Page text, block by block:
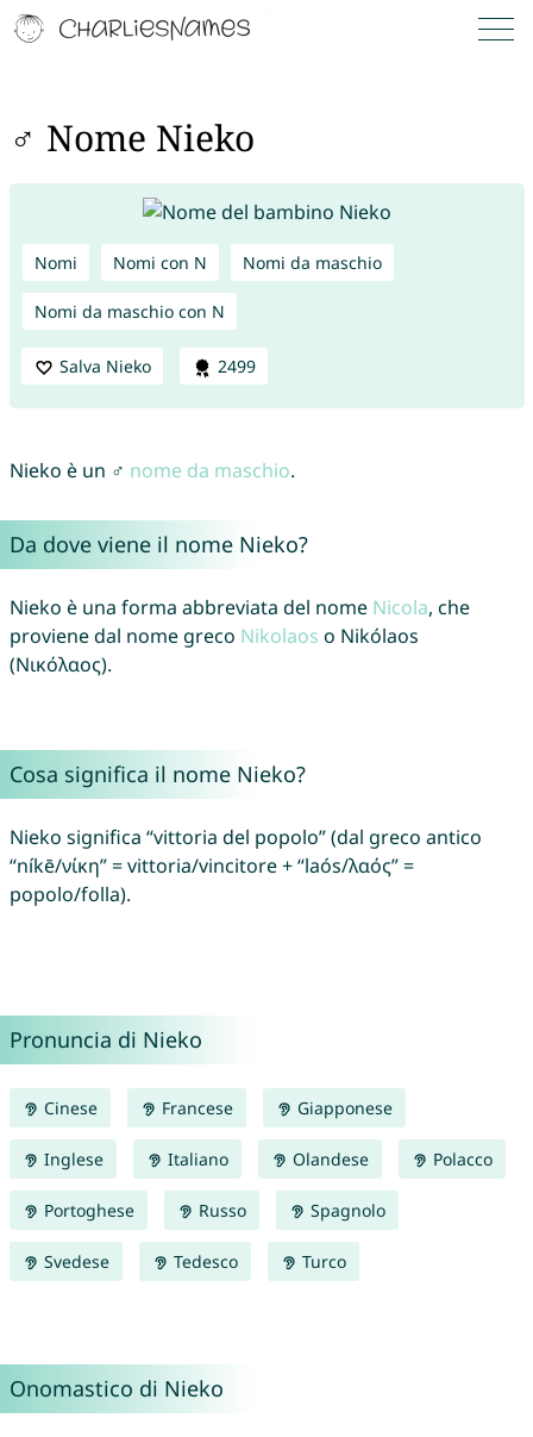
♂ Nome Nieko
Nomi Nomi con N Nomi da maschio
Nomi da maschio con N
Salva Nieko 2499
Nieko è un ♂ nome da maschio.
Da dove viene il nome Nieko?
Nieko è una forma abbreviata del nome Nicola, che
proviene dal nome greco Nikolaos o Nikólaos
(Νικόλαος).
Cosa significa il nome Nieko?
Nieko significa “vittoria del popolo” (dal greco antico
“níkē/νίκη” = vittoria/vincitore + “laós/λαός” =
popolo/folla).
Pronuncia di Nieko
Cinese Francese Giapponese
Inglese Italiano Olandese Polacco
Portoghese Russo Spagnolo
Svedese Tedesco Turco
Onomastico di Nieko